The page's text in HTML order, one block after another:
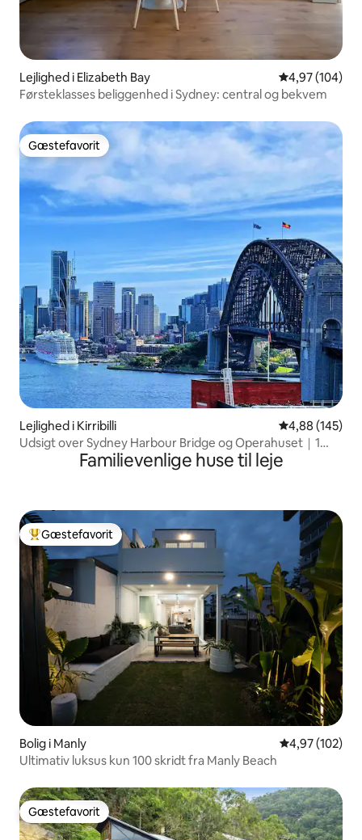
Lejlighed i Elizabeth Bay 4,97 ud af 5 i
4,97 (104)
Førsteklasses beliggenhed i Sydney: central og bekvem
Gæstefavorit
Gæstefavorit
Lejlighed i Kirribilli 4,88 ud af 5 i
4,88 (145)
Udsigt over Sydney Harbour Bridge og Operahuset｜1
parkeringspladsFamilievenlige huse til leje
Bedste gæstefavorit
Gæstefavorit
Bolig i Manly 4,97 ud af 5 i
4,97 (102)
Ultimativ luksus kun 100 skridt fra Manly Beach
Gæstefavorit
Gæstefavorit